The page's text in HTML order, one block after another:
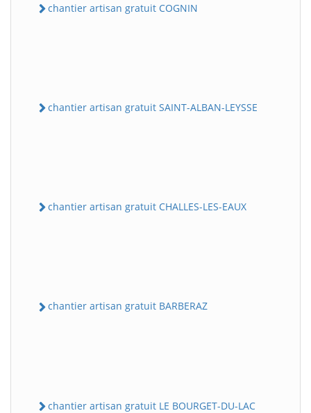
chantier artisan gratuit COGNIN
chantier artisan gratuit SAINT-ALBAN-LEYSSE
chantier artisan gratuit CHALLES-LES-EAUX
chantier artisan gratuit BARBERAZ
chantier artisan gratuit LE BOURGET-DU-LAC